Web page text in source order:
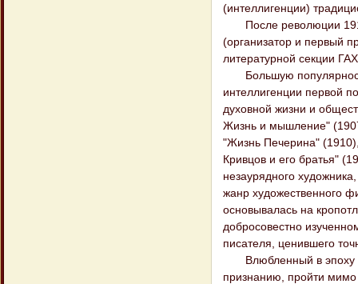
(интеллигенции)
После революции 1917
(организатор и первый
литературной секции
Большую
интеллигенции первой
духовной жизни и
Жизнь и мышление"
"Жизнь Печерина"
Кривцов и его братья"
незаурядного
жанр художественного
основывалась на
добросовестно
писателя, ценившего
Влюбленный в эпоху и
признанию, пройти мимо